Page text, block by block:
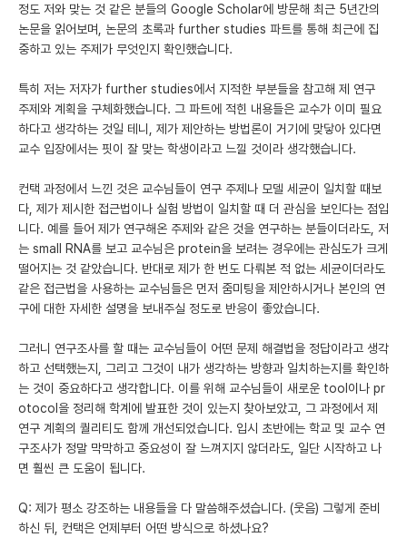
정도 저와 맞는 것 같은 분들의 Google Scholar에 방문해 최근 5년간의
논문을 읽어보며, 논문의 초록과 further studies 파트를 통해 최근에 집
중하고 있는 주제가 무엇인지 확인했습니다.
특히 저는 저자가 further studies에서 지적한 부분들을 참고해 제 연구
주제와 계획을 구체화했습니다. 그 파트에 적힌 내용들은 교수가 이미 필요
하다고 생각하는 것일 테니, 제가 제안하는 방법론이 거기에 맞닿아 있다면
교수 입장에서는 핏이 잘 맞는 학생이라고 느낄 것이라 생각했습니다.
컨택 과정에서 느낀 것은 교수님들이 연구 주제나 모델 세균이 일치할 때보
다, 제가 제시한 접근법이나 실험 방법이 일치할 때 더 관심을 보인다는 점입
니다. 예를 들어 제가 연구해온 주제와 같은 것을 연구하는 분들이더라도, 저
는 small RNA를 보고 교수님은 protein을 보려는 경우에는 관심도가 크게
떨어지는 것 같았습니다. 반대로 제가 한 번도 다뤄본 적 없는 세균이더라도
같은 접근법을 사용하는 교수님들은 먼저 줌미팅을 제안하시거나 본인의 연
구에 대한 자세한 설명을 보내주실 정도로 반응이 좋았습니다.
그러니 연구조사를 할 때는 교수님들이 어떤 문제 해결법을 정답이라고 생각
하고 선택했는지, 그리고 그것이 내가 생각하는 방향과 일치하는지를 확인하
는 것이 중요하다고 생각합니다. 이를 위해 교수님들이 새로운 tool이나 pr
otocol을 정리해 학계에 발표한 것이 있는지 찾아보았고, 그 과정에서 제
연구 계획의 퀄리티도 함께 개선되었습니다. 입시 초반에는 학교 및 교수 연
구조사가 정말 막막하고 중요성이 잘 느껴지지 않더라도, 일단 시작하고 나
면 훨씬 큰 도움이 됩니다.
Q: 제가 평소 강조하는 내용들을 다 말씀해주셨습니다. (웃음) 그렇게 준비
하신 뒤, 컨택은 언제부터 어떤 방식으로 하셨나요?